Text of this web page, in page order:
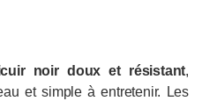
noir doux et résistant,
et simple à entretenir. Les